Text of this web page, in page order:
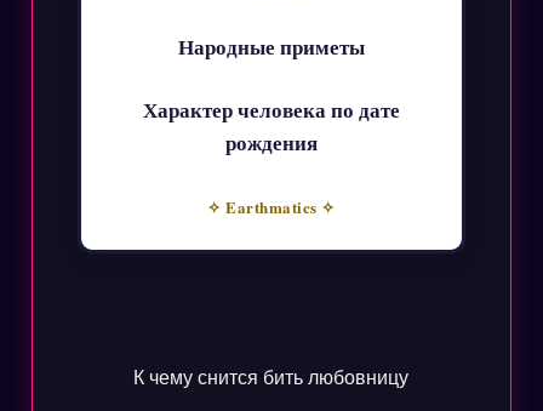
Народные приметы
Характер человека по дате
рождения
✧ Earthmatics ✧
К чему снится бить любовницу